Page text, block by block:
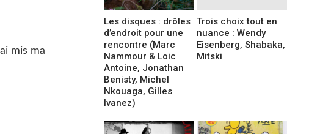
mis ma
Les disques : drôles
d’endroit pour une
rencontre (Marc
Nammour & Loic
Antoine, Jonathan
Benisty, Michel
Nkouaga, Gilles
Ivanez)
Trois choix tout en
nuance : Wendy
Eisenberg, Shabaka,
Mitski